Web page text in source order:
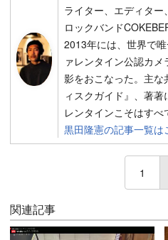
ライター、エディタ
ロックバンド
2013年には、世界で
ァレンタイン公認カ
影をおこなった。主
ィスクガイド』、著
レンタインこそはすべ
黒田隆憲の記事一覧は
1
関連記事